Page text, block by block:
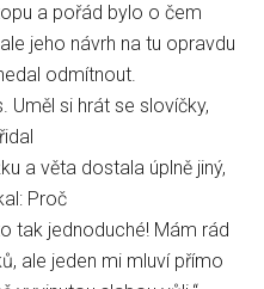
a pořád bylo o čem
jeho návrh na tu opravdu
odmítnout.
Uměl si hrát se slovíčky,
a věta dostala úplně jiný,
Proč
tak jednoduché! Mám rád
ale jeden mi mluví přímo